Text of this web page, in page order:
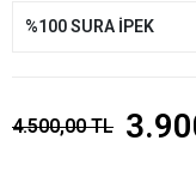
%100 SURA İPEK
4.500,00 TL